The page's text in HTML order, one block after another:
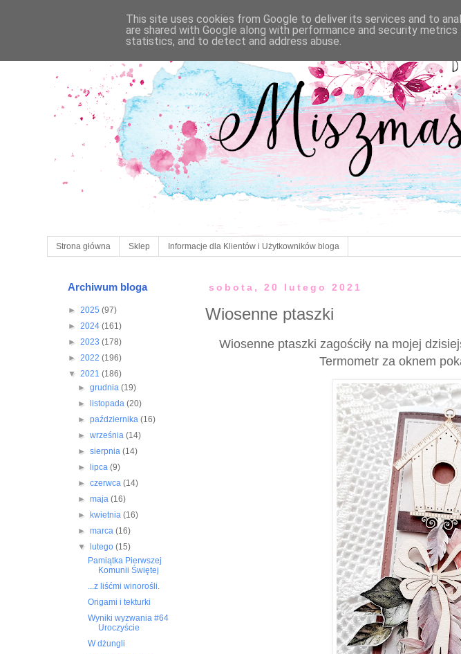
Strona główna Sklep Informacje dla Klientów i Użytkowników bloga
sobota, 20 lutego 2021
Wiosenne ptaszki
Wiosenne ptaszki zagościły na mojej
Termometr za oknem
Archiwum bloga
► 2025 (97)
► 2024 (161)
► 2023 (178)
► 2022 (196)
▼ 2021 (186)
► grudnia (19)
►
listopada (20)
► października (16)
► września (14)
► sierpnia (14)
►
lipca (9)
► czerwca (14)
► maja (16)
►
kwietnia (16)
► marca (16)
▼
lutego (15)
Pamiątka Pierwszej
Komunii Świętej
...z liśćmi winorośli.
Origami i tekturki
Wyniki wyzwania #64
Uroczyście
W dżungli
This site uses cookies from Google to deliver its services and to
are shared with Google along with performance and security
statistics, and to detect and address abuse.